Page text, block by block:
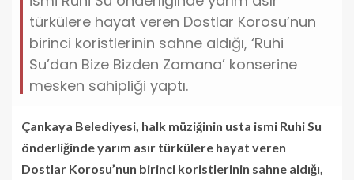
türkülere hayat veren Dostlar Korosu’nun
birinci koristlerinin sahne aldığı, ‘Ruhi
Su’dan Bize Bizden Zamana’ konserine
mesken sahipliği yaptı.
Çankaya Belediyesi, halk müziğinin usta ismi Ruhi Su
önderliğinde yarım asır türkülere hayat veren
Dostlar Korosu’nun birinci koristlerinin sahne aldığı,